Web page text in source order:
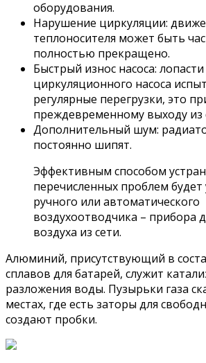
оборудования.
Нарушение циркуляции:
теплоносителя может быть
полностью прекращено.
Быстрый износ насоса:
циркуляционного насоса
регулярные перегрузки, это
преждевременному выходу из
Дополнительный шум:
постоянно шипят.
Эффективным способом
перечисленных проблем будет
ручного или автоматического
воздухоотводчика – прибора
воздуха из сети.
Алюминий, присутствующий в
сплавов для батарей, служит
разложения воды. Пузырьки газа
местах, где есть заторы для
создают пробки.